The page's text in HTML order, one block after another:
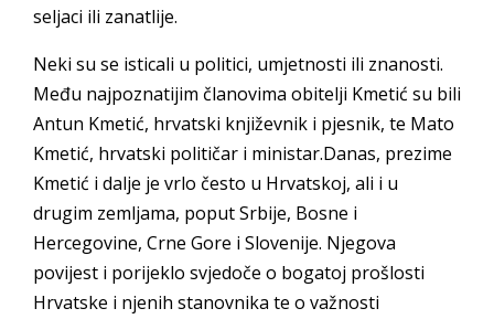
seljaci ili zanatlije.
Neki su se isticali u politici, umjetnosti ili znanosti.
Među najpoznatijim članovima obitelji Kmetić su bili
Antun Kmetić, hrvatski književnik i pjesnik, te Mato
Kmetić, hrvatski političar i ministar.Danas, prezime
Kmetić i dalje je vrlo često u Hrvatskoj, ali i u
drugim zemljama, poput Srbije, Bosne i
Hercegovine, Crne Gore i Slovenije. Njegova
povijest i porijeklo svjedoče o bogatoj prošlosti
Hrvatske i njenih stanovnika te o važnosti